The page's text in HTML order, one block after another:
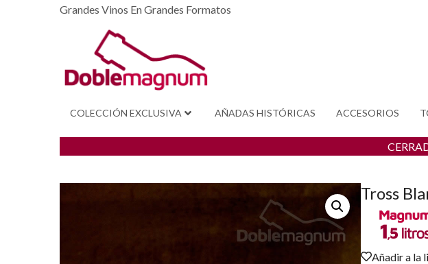
Grandes Vinos En Grandes Formatos
COLECCIÓN EXCLUSIVA AÑADAS HISTÓRICAS ACCESORIOS
Tross
Añadir a la